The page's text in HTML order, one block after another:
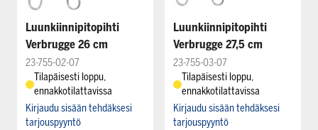
Luunkiinnipitopihti
Verbrugge 26 cm
23-755-02-07
Tilapäisesti loppu,
ennakkotilattavissa
Kirjaudu sisään tehdäksesi
tarjouspyyntö
Luunkiinnipitopihti
Verbrugge 27,5 cm
23-755-03-07
Tilapäisesti loppu,
ennakkotilattavissa
Kirjaudu sisään tehdäksesi
tarjouspyyntö